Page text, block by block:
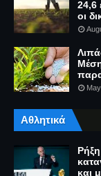
24,6
οι
Αθλητικά
και